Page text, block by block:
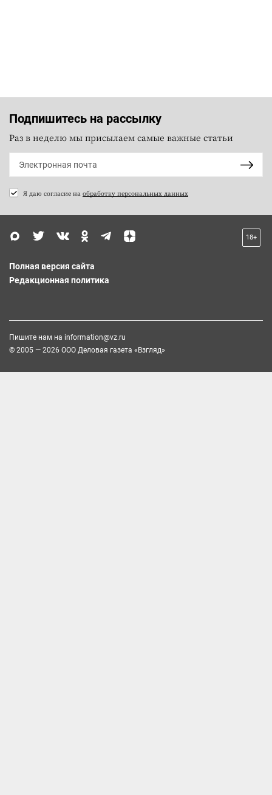
Подпишитесь на рассылку
Раз в неделю мы присылаем самые важные статьи
Я даю согласие на обработку персональных данных
18+
Полная версия сайта
Редакционная политика
Пишите нам на information@vz.ru
© 2005 — 2026 ООО Деловая газета «Взгляд»